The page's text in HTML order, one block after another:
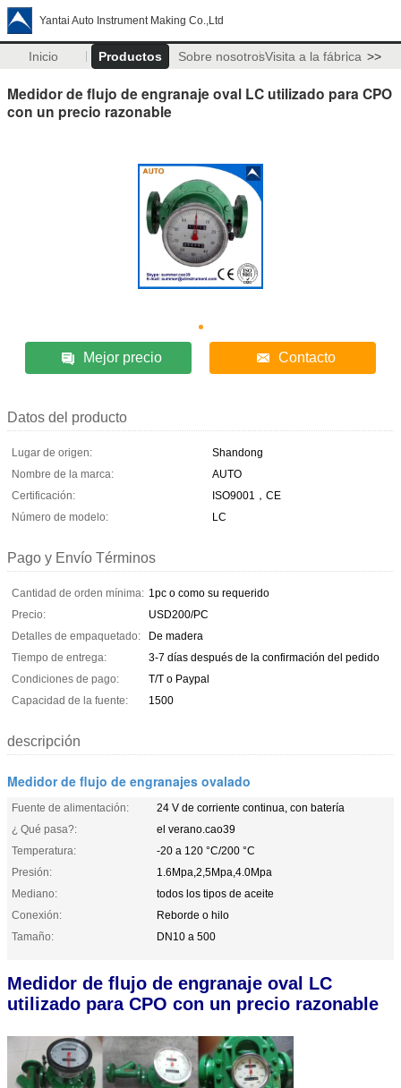
Yantai Auto Instrument Making Co.,Ltd
Inicio Productos Sobre nosotrosVisita a la fábrica >>
Medidor de flujo de engranaje oval LC utilizado para CPO
con un precio razonable
Mejor precio Contacto
Datos del producto
Lugar de origen:
Shandong
Nombre de la marca:
AUTO
Certificación:
ISO9001，CE
Número de modelo:
LC
Pago y Envío Términos
Cantidad de orden mínima: 1pc o como su requerido
Precio:
USD200/PC
Detalles de empaquetado:
De madera
Tiempo de entrega:
3-7 días después de la confirmación del pedido
Condiciones de pago:
T/T o Paypal
Capacidad de la fuente:
1500
descripción
Medidor de flujo de engranajes ovalado
Fuente de alimentación:
24 V de corriente continua, con batería
¿ Qué pasa?:
el verano.cao39
Temperatura:
-20 a 120 °C/200 °C
Presión:
1.6Mpa,2,5Mpa,4.0Mpa
Mediano:
todos los tipos de aceite
Conexión:
Reborde o hilo
Tamaño:
DN10 a 500
Medidor de flujo de engranaje oval LC
utilizado para CPO con un precio razonable